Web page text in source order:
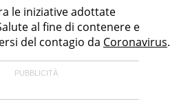
le iniziative adottate
al fine di contenere e
del contagio da Coronavirus.